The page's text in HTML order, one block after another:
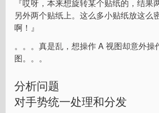
『哎呀，本来想旋转某个贴纸的，结果
另外两个贴纸上。这么多小贴纸放这么
啊！』
。。。真是乱，想操作 A 视图却意外操
图。。。
分析问题
对手势统一处理和分发